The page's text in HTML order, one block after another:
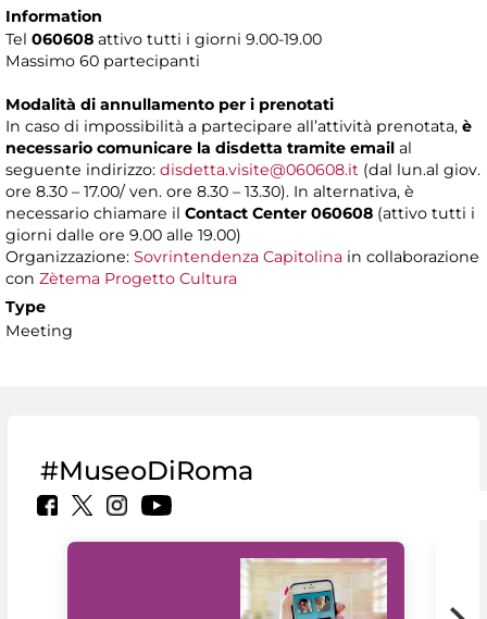
Information
Tel 060608 attivo tutti i giorni 9.00-19.00
Massimo 60 partecipanti
Modalità di annullamento per i prenotati
In caso di impossibilità a partecipare all’attività prenotata, è
necessario comunicare la disdetta tramite email al
seguente indirizzo: disdetta.visite@060608.it (dal lun.al giov.
ore 8.30 – 17.00/ ven. ore 8.30 – 13.30). In alternativa, è
necessario chiamare il Contact Center 060608 (attivo tutti i
giorni dalle ore 9.00 alle 19.00)
Organizzazione: Sovrintendenza Capitolina in collaborazione
con Zètema Progetto Cultura
Type
Meeting
#MuseoDiRoma